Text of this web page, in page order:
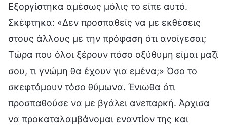
Εξοργίστηκα αμέσως μόλις το είπε αυτό.
Σκέφτηκα: «Δεν προσπαθείς να με εκθέσεις
στους άλλους με την πρόφαση ότι ανοίγεσαι;
Τώρα που όλοι ξέρουν πόσο οξύθυμη είμαι μαζί
σου, τι γνώμη θα έχουν για εμένα;» Όσο το
σκεφτόμουν τόσο θύμωνα. Ένιωθα ότι
προσπαθούσε να με βγάλει ανεπαρκή. Άρχισα
να προκαταλαμβάνομαι εναντίον της και